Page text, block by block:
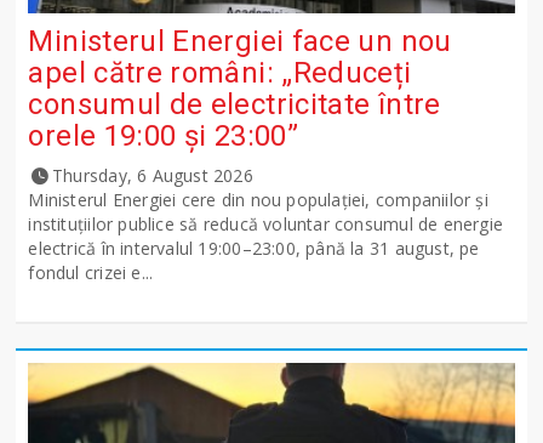
Ministerul Energiei face un nou
apel către români: „Reduceți
consumul de electricitate între
orele 19:00 și 23:00”
Thursday, 6 August 2026
Ministerul Energiei cere din nou populației, companiilor și
instituțiilor publice să reducă voluntar consumul de energie
electrică în intervalul 19:00–23:00, până la 31 august, pe
fondul crizei e...